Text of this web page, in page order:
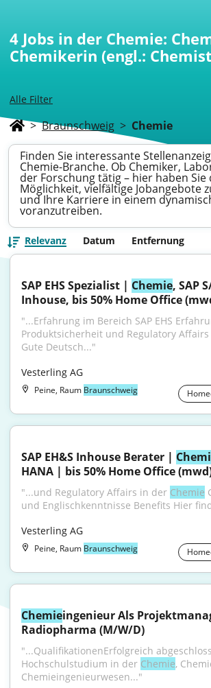
Alle Filter
4 Jobs in der Chemie:
Chemikerin (engl.:
> Braunschweig > Chemie
Finden Sie interessante
Chemie-Branche. Ob Chemiker,
der Forschung tätig – hier haben Sie
Möglichkeit, vielfältige Jobangebote
und Ihre Karriere in einem
voranzutreiben.
Relevanz Datum Entfernung
SAP EHS Spezialist | Chemie, SAP
Inhouse, bis 50% Home Office
"...Erfahrung im Bereich SAP EHS
Produktsicherheit und Regulatory
Gute Deutsch..."
Vesterling AG
Peine, Raum Braunschweig
SAP EH&S Inhouse Berater |
HANA | bis 50% Home Office
"...und Regulatory Affairs in der Chemie
und Englischkenntnisse Benefits Hier
Vesterling AG
Peine, Raum Braunschweig
Chemieingenieur Als
Radiopharma (M/W/D)
"...QualifikationenErfolgreich
Hochschulstudium in der Chemie,
Chemieingenieurwesen..."